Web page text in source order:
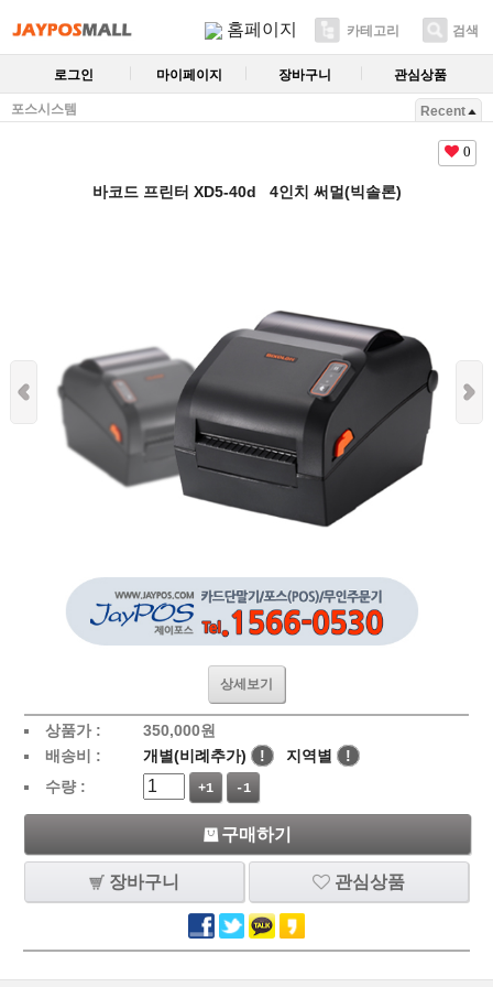
홈페이지 카테고리 검색
로그인 마이페이지 장바구니 관심상품
포스시스템 Recent
0
바코드 프린터 XD5-40d 4인치 써멀(빅솔론)
상세보기
상품가 : 350,000원
배송비 :
개별(비례추가) ! 지역별
!
수량 :
+1 -1
구매하기
장바구니 관심상품